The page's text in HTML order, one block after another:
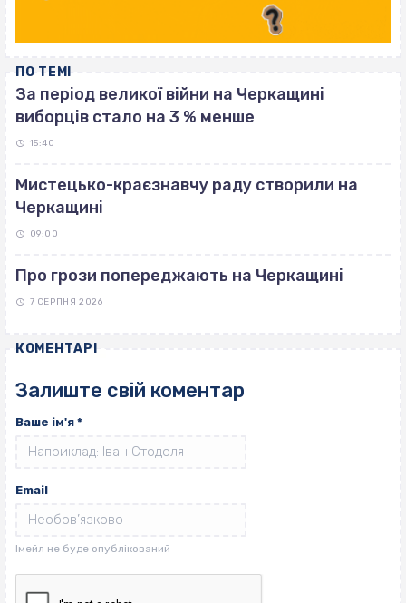
ПО ТЕМІ
За період великої війни на Черкащині
виборців стало на 3 % менше
15:40
Мистецько-краєзнавчу раду створили на
Черкащині
09:00
Про грози попереджають на Черкащині
7 СЕРПНЯ 2026
КОМЕНТАРІ
Залиште свій коментар
Ваше ім'я *
Email